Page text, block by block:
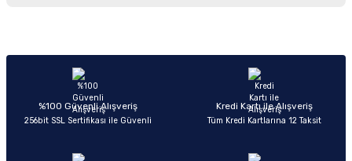
Ürün açıklamasında eksik bilgiler bulunuyor.
Ürün bilgilerinde hatalar bulunuyor.
Ürün fiyatı diğer sitelerden daha pahalı.
Sitemize ilk yorumu siz yapın!
%100 Güvenli Alışveriş
256bit SSL Sertifikası ile Güvenli
Kredi Kartı ile Alışveriş
Tüm Kredi Kartlarına 12 Taksit